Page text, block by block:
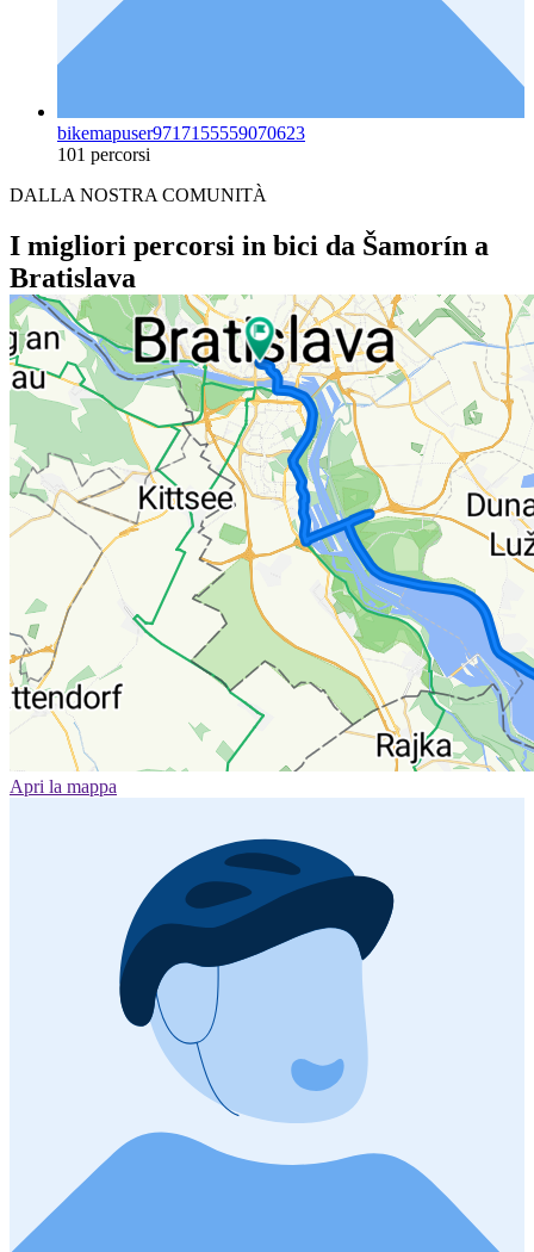
bikemapuser9717155559070623
101 percorsi
DALLA NOSTRA COMUNITÀ
I migliori percorsi in bici da Šamorín a
Bratislava
Apri la mappa